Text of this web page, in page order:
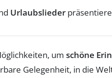
Urlaubslieder
um schöne
Gelegenheit, in die